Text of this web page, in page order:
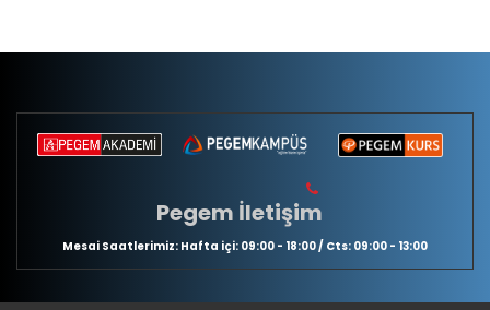
Pegem İletişim
Mesai Saatlerimiz: Hafta içi: 09:00 - 18:00 / Cts: 09:00 - 13:00